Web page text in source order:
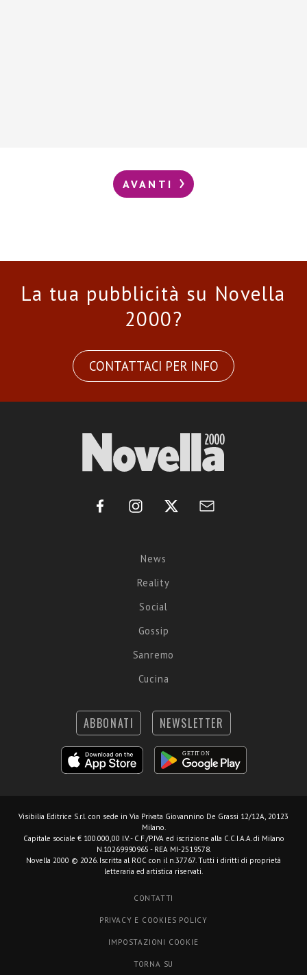
AVANTI
La tua pubblicità su Novella
2000?
CONTATTACI PER INFO
News
Reality
Social
Gossip
Sanremo
Cucina
ABBONATI NEWSLETTER
Visibilia Editrice S.r.l. con sede in Via Privata Giovannino De Grassi 12/12A, 20123
Milano.
Capitale sociale € 100.000,00 I.V. - C.F./P.IVA ed iscrizione alla C.C.I.A.A. di Milano
N.10269990965 - REA MI-2519578.
Novella 2000 © 2026. Iscritta al ROC con il n.37767. Tutti i diritti di proprietà
letteraria ed artistica riservati.
CONTATTI
PRIVACY E COOKIES POLICY
IMPOSTAZIONI COOKIE
TORNA SU